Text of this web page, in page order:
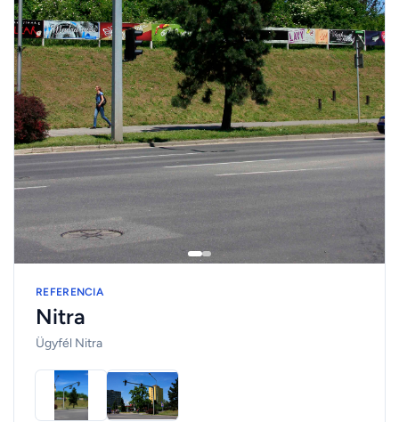
REFERENCIA
Nitra
Ügyfél Nitra